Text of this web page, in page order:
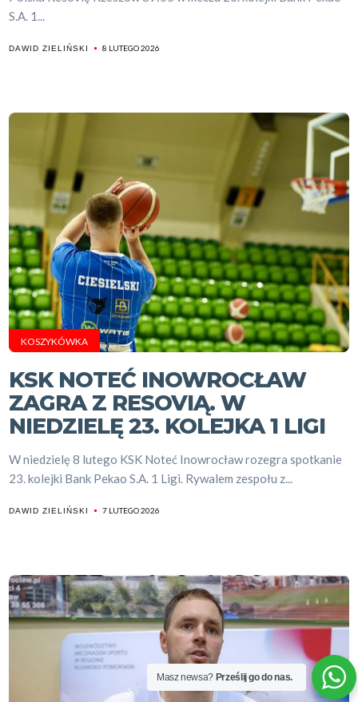
S.A. 1...
DAWID ZIELIŃSKI 8 LUTEGO 2026
KOSZYKÓWKA
KSK NOTEĆ INOWROCŁAW
ZAGRA Z RESOVIĄ. W
NIEDZIELĘ 23. KOLEJKA 1 LIGI
W niedzielę 8 lutego KSK Noteć Inowrocław rozegra spotkanie
23. kolejki Bank Pekao S.A. 1 Ligi. Rywalem zespołu z...
DAWID ZIELIŃSKI 7 LUTEGO 2026
Masz newsa? Prześlij go do nas.